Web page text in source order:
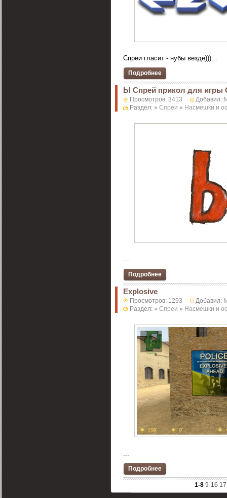
Спреи гласит - нубы везде)))...
Подробнее
Ы Спрей прикол для игры
Просмотров: 3413 Добавил:
Раздел: » Спреи » Насмешки и
...
Подробнее
Explosive
Просмотров: 1293 Добавил:
Раздел: » Спреи » Насмешки и
Подробнее
1-8 9-16